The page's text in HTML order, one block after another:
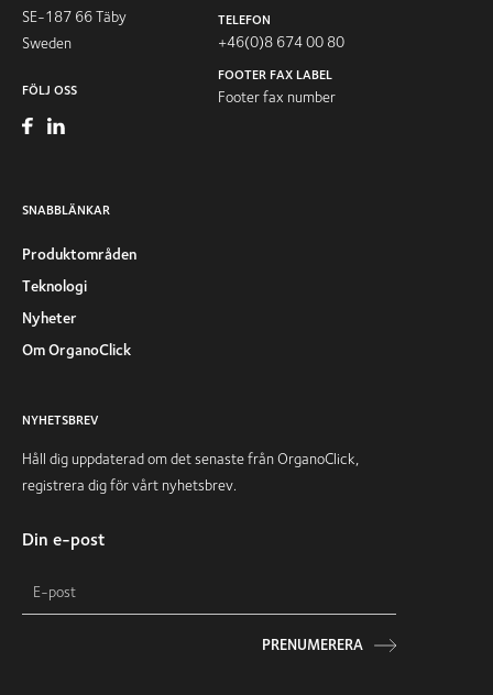
SE-187 66 Täby
Sweden
FÖLJ OSS
TELEFON
+46(0)8 674 00 80
FOOTER FAX LABEL
Footer fax number
SNABBLÄNKAR
Produktområden
Teknologi
Nyheter
Om OrganoClick
NYHETSBREV
Håll dig uppdaterad om det senaste från OrganoClick,
registrera dig för vårt nyhetsbrev.
Din e-post
PRENUMERERA